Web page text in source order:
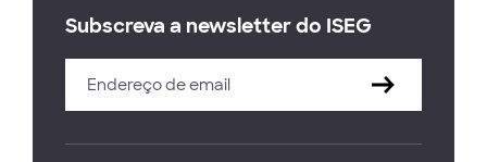
Subscreva a newsletter do ISEG